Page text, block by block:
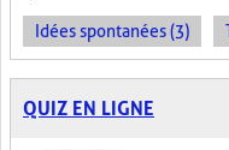
Idées spontanées (3)
QUIZ EN LIGNE